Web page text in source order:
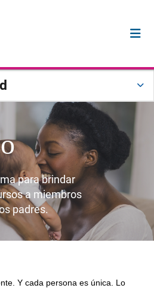
para brindar
a miembros
padres.
Y cada persona es única. Lo